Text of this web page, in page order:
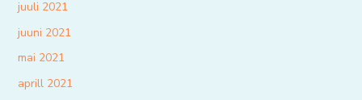
juuli 2021
juuni 2021
mai 2021
aprill 2021